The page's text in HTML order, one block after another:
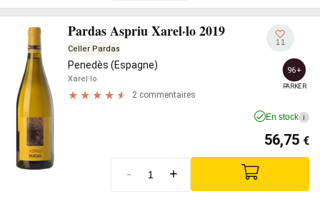
Pardas Aspriu Xarel·lo 2019
Celler Pardas
Penedès (Espagne)
Xarel·lo
2 commentaires
11
96+
PARKER
En stock i
56,75 €
- +